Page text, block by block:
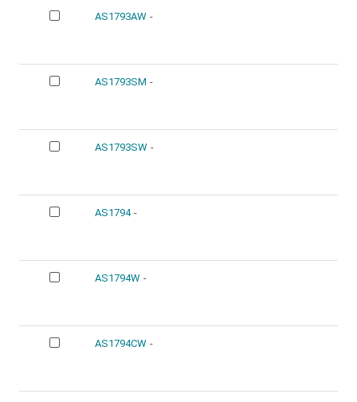
AS1793AW -
AS1793SM -
AS1793SW -
AS1794 -
AS1794W -
AS1794CW -